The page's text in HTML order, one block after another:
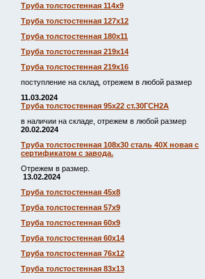
Труба толстостенная 114х9
Труба толстостенная 127х12
Труба толстостенная 180х11
Труба толстостенная 219х14
Труба толстостенная 219х16
поступление на склад, отрежем в любой размер
11.03.2024
Труба толстостенная 95х22 ст.30ГСН2А
в наличии на складе, отрежем в любой размер
20.02.2024
Труба толстостенная 108х30 сталь 40Х новая с
сертификатом с завода.
Отрежем в размер.
13.02.2024
Труба толстостенная 45х8
Труба толстостенная 57х9
Труба толстостенная 60х9
Труба толстостенная 60х14
Труба толстостенная 76х12
Труба толстостенная 83х13